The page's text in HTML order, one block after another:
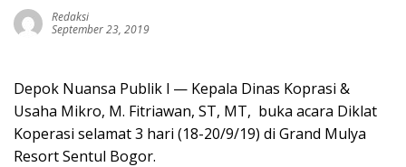
Redaksi
September 23, 2019
Depok Nuansa Publik l — Kepala Dinas Koprasi &
Usaha Mikro, M. Fitriawan, ST, MT, buka acara Diklat
Koperasi selamat 3 hari (18-20/9/19) di Grand Mulya
Resort Sentul Bogor.